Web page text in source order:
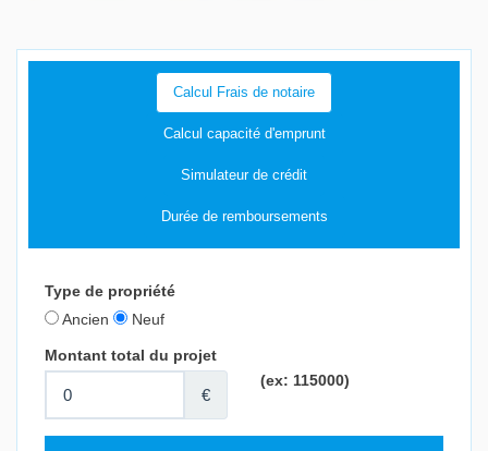
Calcul Frais de notaire
Calcul capacité d'emprunt
Simulateur de crédit
Durée de remboursements